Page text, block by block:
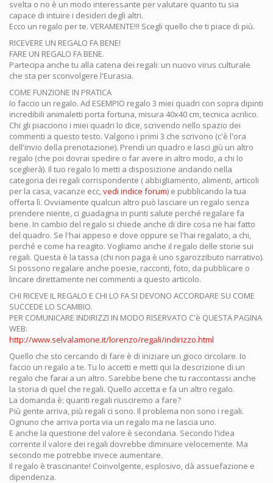
svelta o no è un modo interessante per valutare quanto tu sia
capace di intuire i desideri degli altri.
Ecco un regalo per te. VERAMENTE!!! Scegli quello che ti piace di più.
RICEVERE UN REGALO FA BENE!
FARE UN REGALO FA BENE.
Partecipa anche tu alla catena dei regali: un nuovo virus culturale
che sta per sconvolgere l'Eurasia.
COME FUNZIONE IN PRATICA
Io faccio un regalo. Ad ESEMPIO regalo 3 miei quadri con sopra dipinti
incredibili animaletti porta fortuna, misura 40x40 cm, tecnica acrilico.
Chi gli piacciono i miei quadri lo dice, scrivendo nello spazio dei
commenti a questo testo. Valgono i primi 3 che scrivono (c'è l'ora
dell'invio della prenotazione). Prendi un quadro e lasci giù un altro
regalo (che poi dovrai spedire o far avere in altro modo, a chi lo
sceglierà). Il tuo regalo lo metti a disposizione andando nella
categoria dei regali corrispondente ( abbigliamento, alimenti, articoli
per la casa, vacanze ecc,vedi indice forum) e pubblicando la tua
offerta lì. Ovviamente qualcun altro può lasciare un regalo senza
prendere niente, ci guadagna in punti salute perché regalare fa
bene. In cambio del regalo si chiede anche di dire cosa ne hai fatto
del quadro. Se l'hai appeso e dove oppure se l'hai regalato, a chi,
perché e come ha reagito. Vogliamo anche il regalo delle storie sui
regali. Questa è la tassa (chi non paga è uno sgarozzibuto narrativo).
Si possono regalare anche poesie, racconti, foto, da pubblicare o
lincare direttamente nei commenti a questo articolo.
CHI RICEVE IL REGALO E CHI LO FA SI DEVONO ACCORDARE SU COME
SUCCEDE LO SCAMBIO.
PER COMUNICARE INDIRIZZI IN MODO RISERVATO C'è QUESTA PAGINA
WEB:
http://www.selvalamone.it/lorenzo/regali/indirizzo.html
Quello che sto cercando di fare è di iniziare un gioco circolare. Io
faccio un regalo a te. Tu lo accetti e metti qui la descrizione di un
regalo che farai a un altro. Sarebbe bene che tu raccontassi anche
la storia di quel che regali. Quello accetta e fa un altro regalo.
La domanda è: quanti regali riusciremo a fare?
Più gente arriva, più regali ci sono. Il problema non sono i regali.
Ognuno che arriva porta via un regalo ma ne lascia uno.
E anche la questione del valore è secondaria. Secondo l'idea
corrente il valore dei regali dovrebbe diminuire velocemente. Ma
secondo me potrebbe invece aumentare.
Il regalo è trascinante! Coinvolgente, esplosivo, dà assuefazione e
dipendenza.